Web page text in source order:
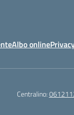
Albo online
Centralino: